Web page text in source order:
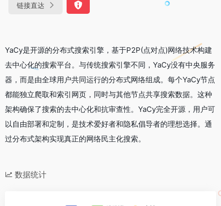
链接直达
YaCy是开源的分布式搜索引擎，基于P2P(点对点)网络技术构建
去中心化的搜索平台。与传统搜索引擎不同，YaCy没有中央服务
器，而是由全球用户共同运行的分布式网络组成。每个YaCy节点
都能独立爬取和索引网页，同时与其他节点共享搜索数据。这种
架构确保了搜索的去中心化和抗审查性。YaCy完全开源，用户可
以自由部署和定制，是技术爱好者和隐私倡导者的理想选择。通
过分布式架构实现真正的网络民主化搜索。
数据统计